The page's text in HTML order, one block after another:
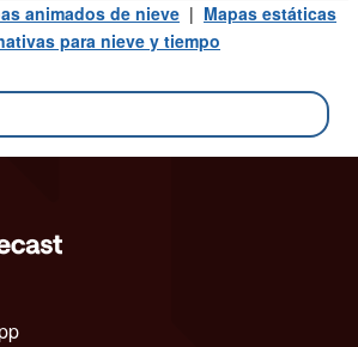
animados de nieve | Mapas estáticas
para nieve y tiempo